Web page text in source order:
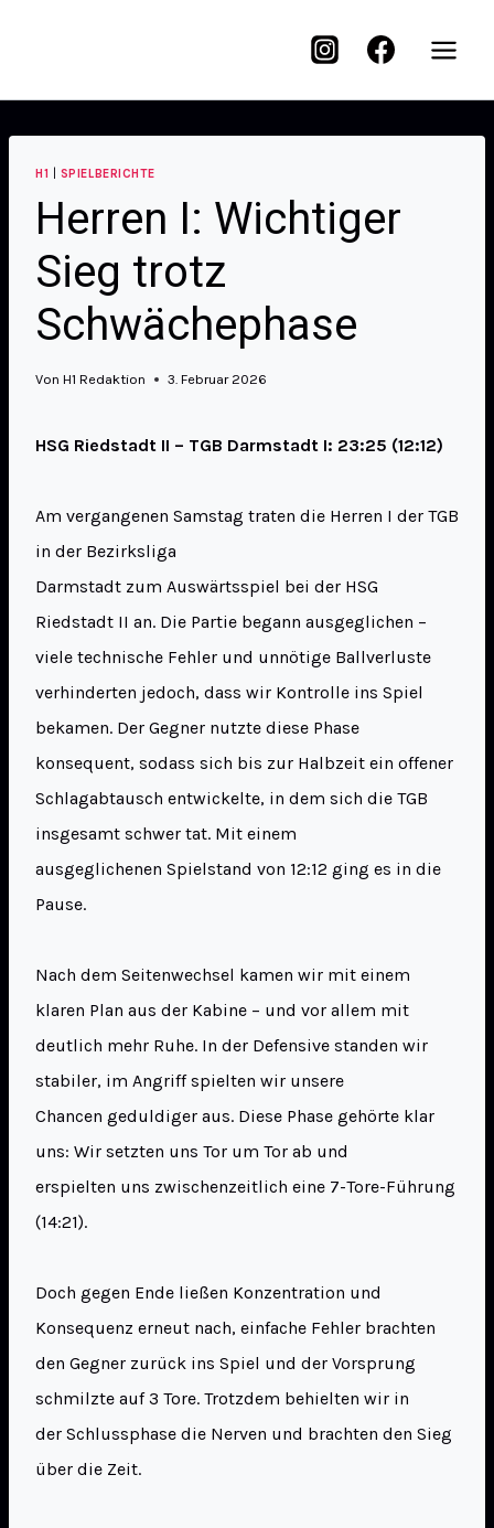
H1 SPIELBERICHTE
Herren I: Wichtiger
Sieg trotz
Schwächephase
Von H1 Redaktion 3. Februar 2026
HSG Riedstadt II – TGB Darmstadt I: 23:25 (12:12)
Am vergangenen Samstag traten die Herren I der TGB
in der Bezirksliga
Darmstadt zum Auswärtsspiel bei der HSG
Riedstadt II an. Die Partie begann ausgeglichen –
viele technische Fehler und unnötige Ballverluste
verhinderten jedoch, dass wir Kontrolle ins Spiel
bekamen. Der Gegner nutzte diese Phase
konsequent, sodass sich bis zur Halbzeit ein offener
Schlagabtausch entwickelte, in dem sich die TGB
insgesamt schwer tat. Mit einem
ausgeglichenen Spielstand von 12:12 ging es in die
Pause.
Nach dem Seitenwechsel kamen wir mit einem
klaren Plan aus der Kabine – und vor allem mit
deutlich mehr Ruhe. In der Defensive standen wir
stabiler, im Angriff spielten wir unsere
Chancen geduldiger aus. Diese Phase gehörte klar
uns: Wir setzten uns Tor um Tor ab und
erspielten uns zwischenzeitlich eine 7-Tore-Führung
(14:21).
Doch gegen Ende ließen Konzentration und
Konsequenz erneut nach, einfache Fehler brachten
den Gegner zurück ins Spiel und der Vorsprung
schmilzte auf 3 Tore. Trotzdem behielten wir in
der Schlussphase die Nerven und brachten den Sieg
über die Zeit.